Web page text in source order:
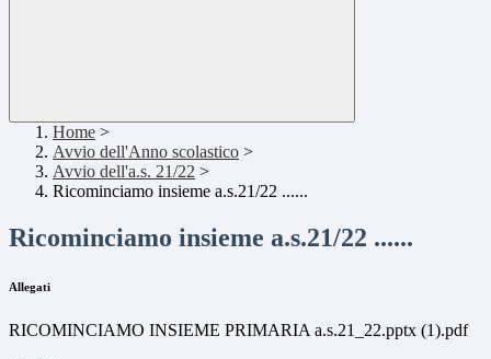
Home >
Avvio dell'Anno scolastico >
Avvio dell'a.s. 21/22 >
Ricominciamo insieme a.s.21/22 ......
Ricominciamo insieme a.s.21/22 ......
Allegati
RICOMINCIAMO INSIEME PRIMARIA a.s.21_22.pptx (1).pdf